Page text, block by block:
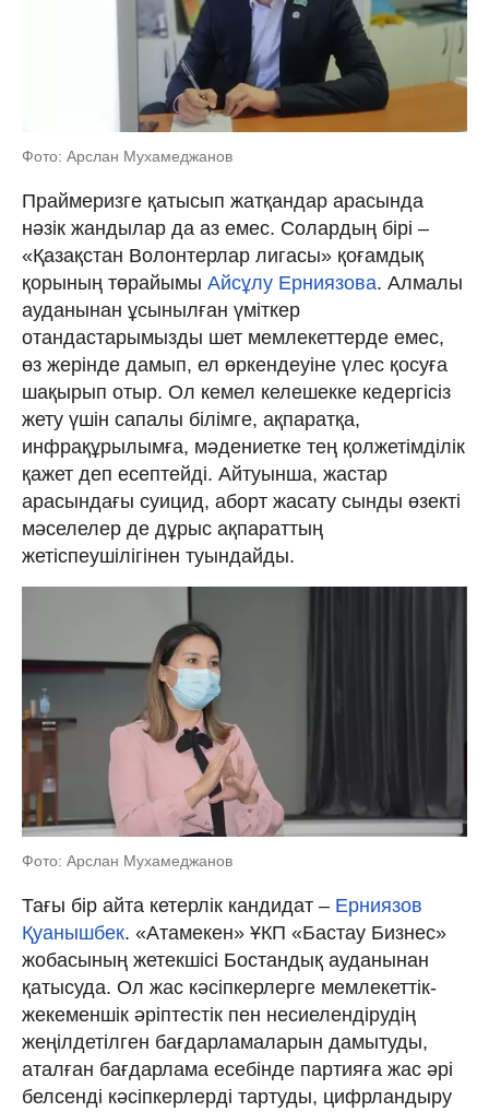
Фото: Арслан Мухамеджанов
Праймеризге қатысып жатқандар арасында
нәзік жандылар да аз емес. Солардың бірі –
«Қазақстан Волонтерлар лигасы» қоғамдық
қорының төрайымы Айсұлу Ерниязова. Алмалы
ауданынан ұсынылған үміткер
отандастарымызды шет мемлекеттерде емес,
өз жерінде дамып, ел өркендеуіне үлес қосуға
шақырып отыр. Ол кемел келешекке кедергісіз
жету үшін сапалы білімге, ақпаратқа,
инфрақұрылымға, мәдениетке тең қолжетімділік
қажет деп есептейді. Айтуынша, жастар
арасындағы суицид, аборт жасату сынды өзекті
мәселелер де дұрыс ақпараттың
жетіспеушілігінен туындайды.
Фото: Арслан Мухамеджанов
Тағы бір айта кетерлік кандидат – Ерниязов
Қуанышбек. «Атамекен» ҰКП «Бастау Бизнес»
жобасының жетекшісі Бостандық ауданынан
қатысуда. Ол жас кәсіпкерлерге мемлекеттік-
жекеменшік әріптестік пен несиелендірудің
жеңілдетілген бағдарламаларын дамытуды,
аталған бағдарлама есебінде партияға жас әрі
белсенді кәсіпкерлерді тартуды, цифрландыру